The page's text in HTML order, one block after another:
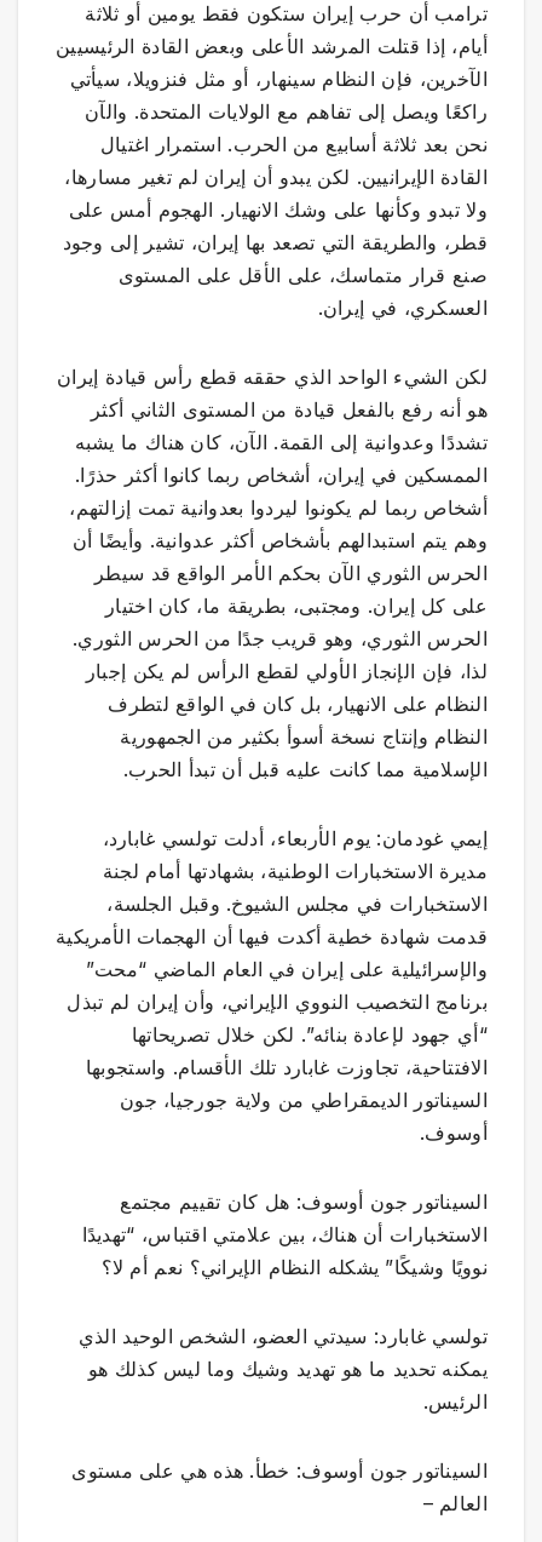
ترامب أن حرب إيران ستكون فقط يومين أو ثلاثة
أيام، إذا قتلت المرشد الأعلى وبعض القادة الرئيسيين
الآخرين، فإن النظام سينهار، أو مثل فنزويلا، سيأتي
راكعًا ويصل إلى تفاهم مع الولايات المتحدة. والآن
نحن بعد ثلاثة أسابيع من الحرب. استمرار اغتيال
القادة الإيرانيين. لكن يبدو أن إيران لم تغير مسارها،
ولا تبدو وكأنها على وشك الانهيار. الهجوم أمس على
قطر، والطريقة التي تصعد بها إيران، تشير إلى وجود
صنع قرار متماسك، على الأقل على المستوى
العسكري، في إيران.
لكن الشيء الواحد الذي حققه قطع رأس قيادة إيران
هو أنه رفع بالفعل قيادة من المستوى الثاني أكثر
تشددًا وعدوانية إلى القمة. الآن، كان هناك ما يشبه
الممسكين في إيران، أشخاص ربما كانوا أكثر حذرًا.
أشخاص ربما لم يكونوا ليردوا بعدوانية تمت إزالتهم،
وهم يتم استبدالهم بأشخاص أكثر عدوانية. وأيضًا أن
الحرس الثوري الآن بحكم الأمر الواقع قد سيطر
على كل إيران. ومجتبى، بطريقة ما، كان اختيار
الحرس الثوري، وهو قريب جدًا من الحرس الثوري.
لذا، فإن الإنجاز الأولي لقطع الرأس لم يكن إجبار
النظام على الانهيار، بل كان في الواقع لتطرف
النظام وإنتاج نسخة أسوأ بكثير من الجمهورية
الإسلامية مما كانت عليه قبل أن تبدأ الحرب.
إيمي غودمان: يوم الأربعاء، أدلت تولسي غابارد،
مديرة الاستخبارات الوطنية، بشهادتها أمام لجنة
الاستخبارات في مجلس الشيوخ. وقبل الجلسة،
قدمت شهادة خطية أكدت فيها أن الهجمات الأمريكية
والإسرائيلية على إيران في العام الماضي “محت”
برنامج التخصيب النووي الإيراني، وأن إيران لم تبذل
“أي جهود لإعادة بنائه”. لكن خلال تصريحاتها
الافتتاحية، تجاوزت غابارد تلك الأقسام. واستجوبها
السيناتور الديمقراطي من ولاية جورجيا، جون
أوسوف.
السيناتور جون أوسوف: هل كان تقييم مجتمع
الاستخبارات أن هناك، بين علامتي اقتباس، “تهديدًا
نوويًا وشيكًا” يشكله النظام الإيراني؟ نعم أم لا؟
تولسي غابارد: سيدتي العضو، الشخص الوحيد الذي
يمكنه تحديد ما هو تهديد وشيك وما ليس كذلك هو
الرئيس.
السيناتور جون أوسوف: خطأ. هذه هي على مستوى
العالم –